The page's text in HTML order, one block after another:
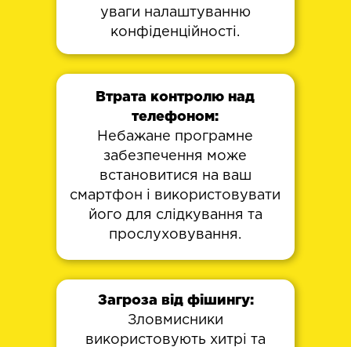
уваги налаштуванню
конфіденційності.
Втрата контролю над
телефоном:
Небажане програмне
забезпечення може
встановитися на ваш
смартфон і використовувати
його для слідкування та
прослуховування.
Загроза від фішингу:
Зловмисники
використовують хитрі та